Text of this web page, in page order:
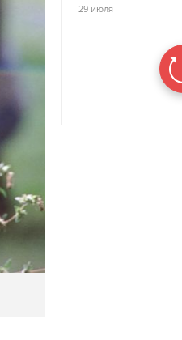
29 июля